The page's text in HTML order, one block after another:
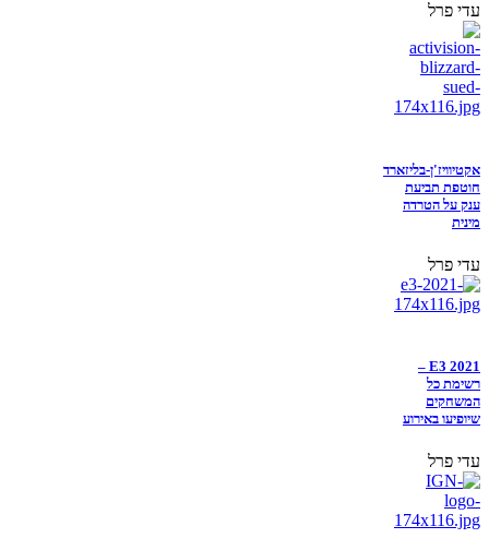
עדי פרל
אקטיוויז'ן-בליזארד
חוטפת תביעת
ענק על הטרדה
מינית
עדי פרל
E3 2021 –
רשימת כל
המשחקים
שיופיעו באירוע
עדי פרל